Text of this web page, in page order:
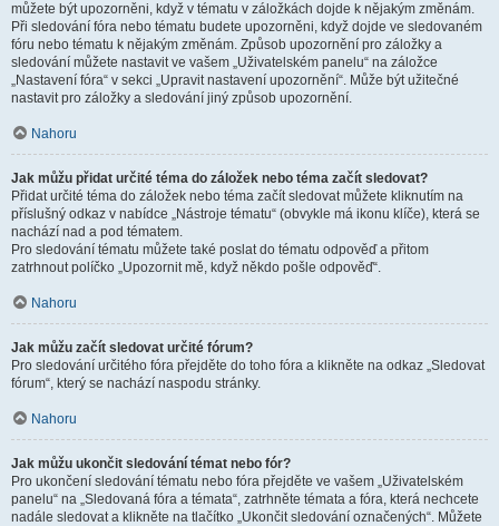
můžete být upozorněni, když v tématu v záložkách dojde k nějakým změnám.
Při sledování fóra nebo tématu budete upozorněni, když dojde ve sledovaném
fóru nebo tématu k nějakým změnám. Způsob upozornění pro záložky a
sledování můžete nastavit ve vašem „Uživatelském panelu“ na záložce
„Nastavení fóra“ v sekci „Upravit nastavení upozornění“. Může být užitečné
nastavit pro záložky a sledování jiný způsob upozornění.
Nahoru
Jak můžu přidat určité téma do záložek nebo téma začít sledovat?
Přidat určité téma do záložek nebo téma začít sledovat můžete kliknutím na
příslušný odkaz v nabídce „Nástroje tématu“ (obvykle má ikonu klíče), která se
nachází nad a pod tématem.
Pro sledování tématu můžete také poslat do tématu odpověď a přitom
zatrhnout políčko „Upozornit mě, když někdo pošle odpověď“.
Nahoru
Jak můžu začít sledovat určité fórum?
Pro sledování určitého fóra přejděte do toho fóra a klikněte na odkaz „Sledovat
fórum“, který se nachází naspodu stránky.
Nahoru
Jak můžu ukončit sledování témat nebo fór?
Pro ukončení sledování tématu nebo fóra přejděte ve vašem „Uživatelském
panelu“ na „Sledovaná fóra a témata“, zatrhněte témata a fóra, která nechcete
nadále sledovat a klikněte na tlačítko „Ukončit sledování označených“. Můžete